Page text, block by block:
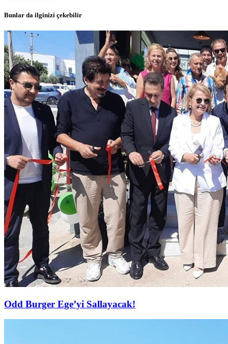
Bunlar da ilginizi çekebilir
Odd Burger Ege’yi Sallayacak!